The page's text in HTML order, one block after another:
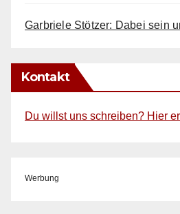
Garbriele Stötzer: Dabei sein
Kontakt
Du willst uns schreiben? Hier
Werbung